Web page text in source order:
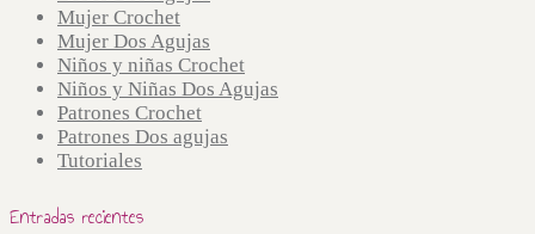
Mujer Crochet
Mujer Dos Agujas
Niños y niñas Crochet
Niños y Niñas Dos Agujas
Patrones Crochet
Patrones Dos agujas
Tutoriales
Entradas recientes